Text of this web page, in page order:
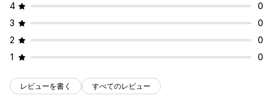
4
0
3
0
2
0
1
0
レビューを書く すべてのレビュー